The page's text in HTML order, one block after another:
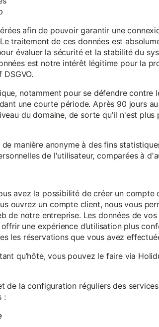
afin de pouvoir garantir une
traitement de ces données est
évaluer la sécurité et la stabilité du
est notre intérêt légitime pour la
notamment pour se défendre
une courte période. Après 90 jours
du domaine, de sorte qu'il n'est
manière anonyme à des fins
de l'utilisateur, comparées à
avez la possibilité de créer un
ouvrez un compte client, nous vous
de notre entreprise. Les données de
une expérience d’utilisation plus
les réservations que vous avez
qu’hôte, vous pouvez le faire via
de la configuration réguliers des
: